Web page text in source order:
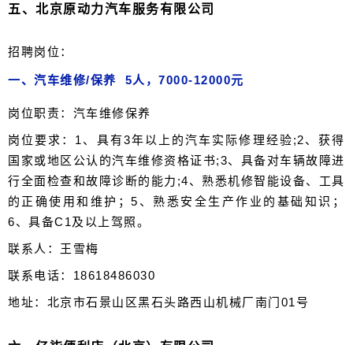
五、北京原动力汽车服务有限公司
招聘岗位：
一、汽车维修/保养 5人，7000-12000元
岗位职责：汽车维修保养
岗位要求：1、具有3年以上的汽车实际修理经验;2、获得
国家或地区公认的汽车维修资格证书;3、具备对车辆故障进
行全面检查和故障诊断的能力;4、熟悉机修智能设备、工具
的正确使用和维护；5、熟悉安全生产作业的基础知识；
6、具备C1及以上驾照。
联系人：王雪梅
联系电话：18618486030
地址：北京市石景山区黑石头路西山机械厂南门01号